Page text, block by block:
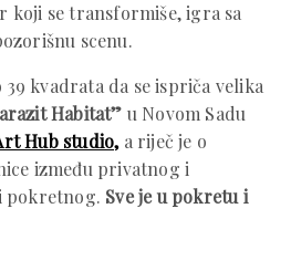
koji se transformiše, igra sa
scenu.
kvadrata da se ispriča velika
Habitat” u Novom Sadu
Hub studio, a riječ je o
između privatnog i
pokretnog. Sve je u pokretu i